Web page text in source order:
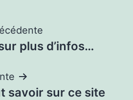
plus d’infos…
savoir sur ce site